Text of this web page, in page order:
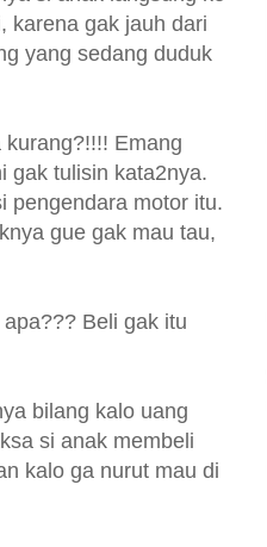
karena gak jauh dari
yang sedang duduk
Emang
gak tulisin kata2nya.
pengendara motor itu.
gue gak mau tau,
Beli gak itu
bilang kalo uang
si anak membeli
kalo ga nurut mau di